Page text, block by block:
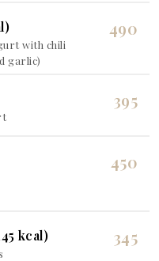
with chili
garlic)
490
395
450
kcal) 345